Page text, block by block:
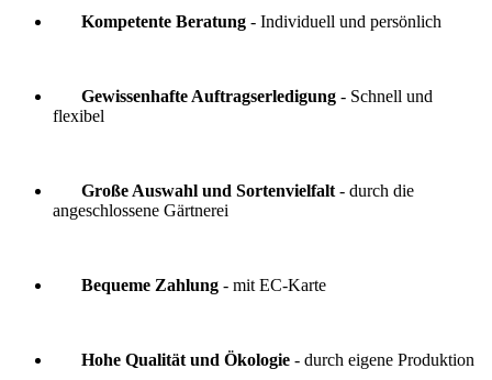
Kompetente Beratung - Individuell und persönlich
Gewissenhafte Auftragserledigung - Schnell und
flexibel
Große Auswahl und Sortenvielfalt - durch die
angeschlossene Gärtnerei
Bequeme Zahlung - mit EC-Karte
Hohe Qualität und Ökologie - durch eigene Produktion